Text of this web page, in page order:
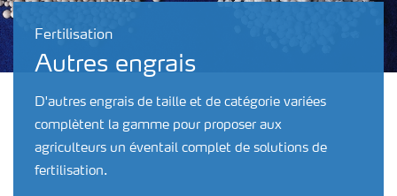
Fertilisation
Autres engrais
D'autres engrais de taille et de catégorie variées
complètent la gamme pour proposer aux
agriculteurs un éventail complet de solutions de
fertilisation.